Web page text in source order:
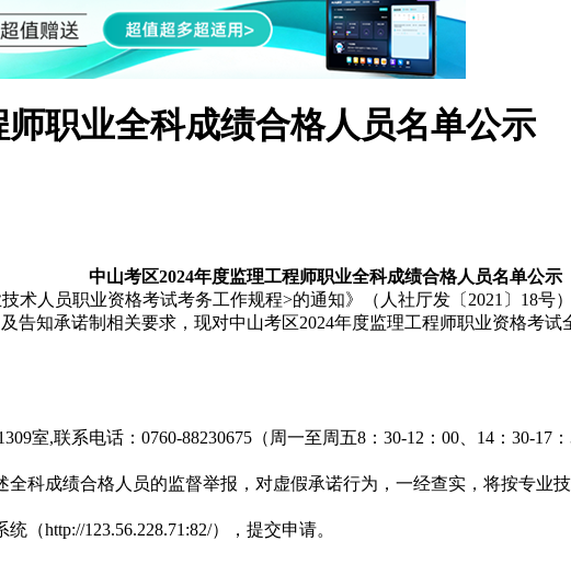
职业全科成绩合格人员名单公示
中山考区2024年度监理工程师职业全科成绩合格人员名单公示
术人员职业资格考试考务工作规程>的通知》（人社厅发〔2021〕18
告知承诺制相关要求，现对中山考区2024年度监理工程师职业资格考
,联系电话：0760-88230675（周一至周五8：30-12：00、14：30-17
成绩合格人员的监督举报，对虚假承诺行为，一经查实，将按专业
http://123.56.228.71:82/），提交申请。